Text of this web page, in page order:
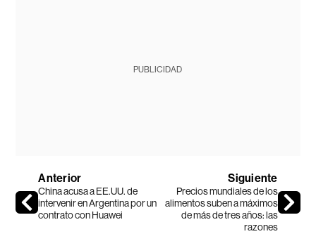
PUBLICIDAD
Anterior
China acusa a EE.UU. de
intervenir en Argentina por un
contrato con Huawei
Siguiente
Precios mundiales de los
alimentos suben a máximos
de más de tres años: las
razones